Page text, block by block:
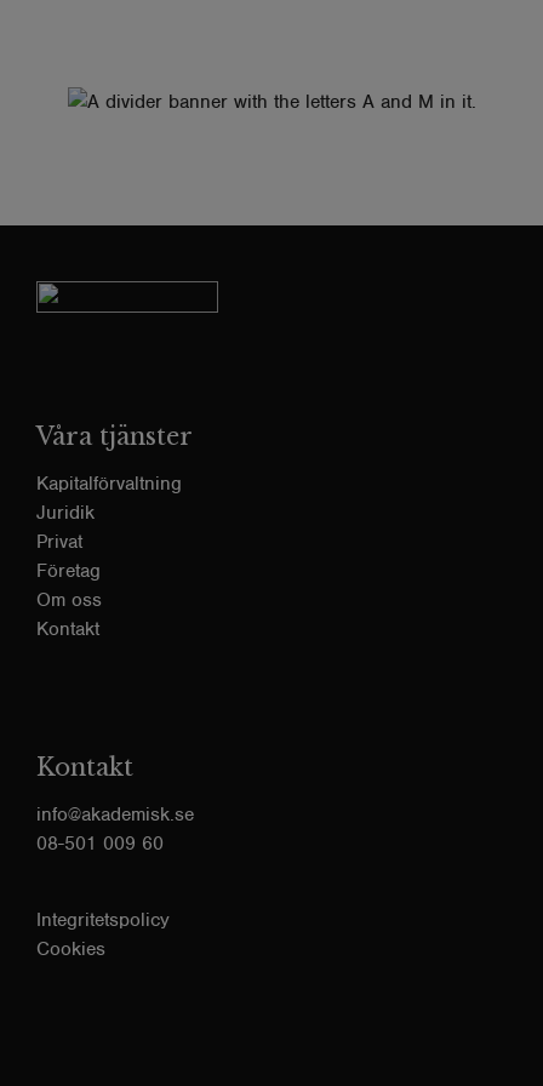
Våra tjänster
Kapitalförvaltning
Juridik
Privat
Företag
Om oss
Kontakt
Kontakt
info@akademisk.se
08-501 009 60
Integritetspolicy
Cookies